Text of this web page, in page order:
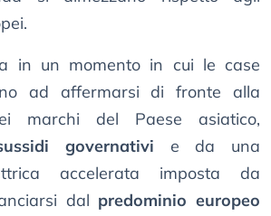
in un momento in cui le case
ad affermarsi di fronte alla
marchi del Paese asiatico,
governativi e da una
accelerata imposta da
dal predominio europeo